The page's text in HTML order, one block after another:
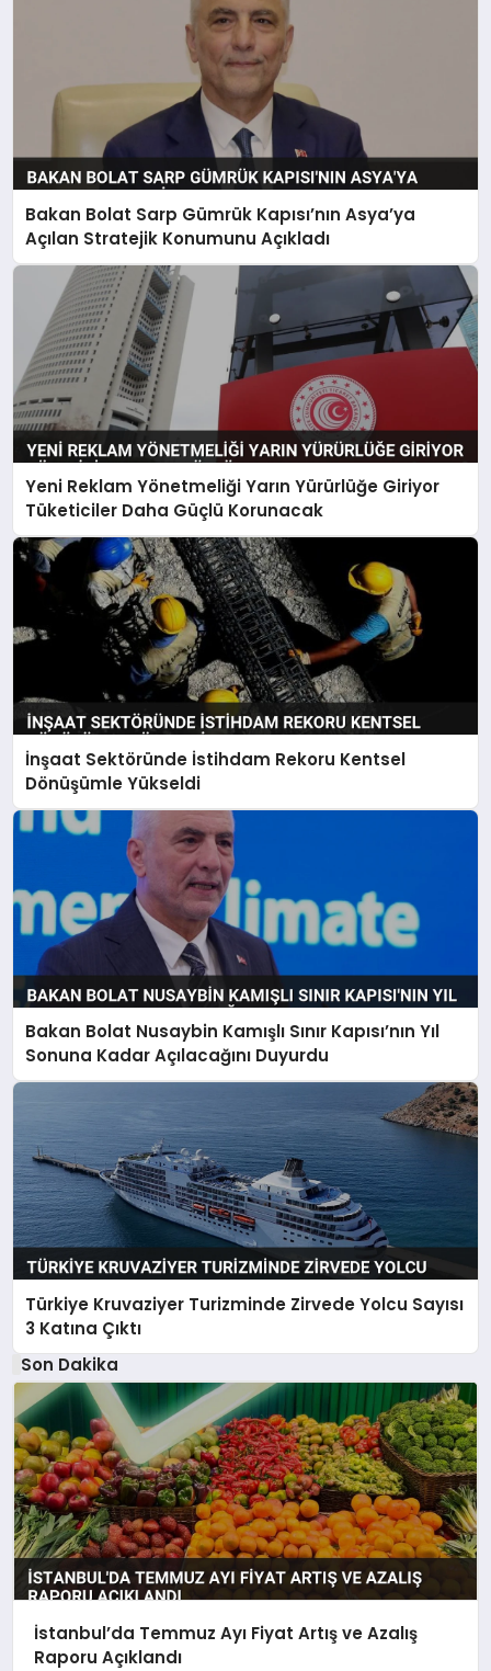
Bakan Bolat Sarp Gümrük Kapısı’nın Asya’ya
Açılan Stratejik Konumunu Açıkladı
Yeni Reklam Yönetmeliği Yarın Yürürlüğe Giriyor
Tüketiciler Daha Güçlü Korunacak
İnşaat Sektöründe İstihdam Rekoru Kentsel
Dönüşümle Yükseldi
Bakan Bolat Nusaybin Kamışlı Sınır Kapısı’nın Yıl
Sonuna Kadar Açılacağını Duyurdu
Türkiye Kruvaziyer Turizminde Zirvede Yolcu Sayısı
3 Katına Çıktı
Son Dakika
İstanbul’da Temmuz Ayı Fiyat Artış ve Azalış
Raporu Açıklandı